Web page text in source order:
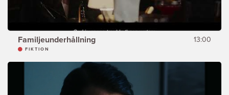
Familjeunderhållning 13:00
FIKTION